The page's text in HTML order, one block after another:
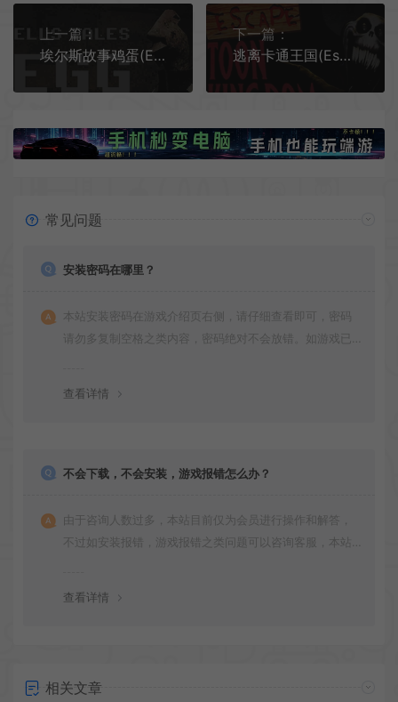
上一篇：
埃尔斯故事鸡蛋(Ells Tales: Egg)生存恐怖点击游戏|单机|中文|SIM|免费下载
下一篇：
逃离卡通王国(Escape Toon Kingdom)卡通恐怖生存游戏|单机|中文|冒险|免费下载
常见问题
安装密码在哪里？
本站安装密码在游戏介绍页右侧，请仔细查看即可，密码
请勿多复制空格之类内容，密码绝对不会放错。如游戏已
查看详情
不会下载，不会安装，游戏报错怎么办？
由于咨询人数过多，本站目前仅为会员进行操作和解答，
不过如安装报错，游戏报错之类问题可以咨询客服，本站
查看详情
相关文章